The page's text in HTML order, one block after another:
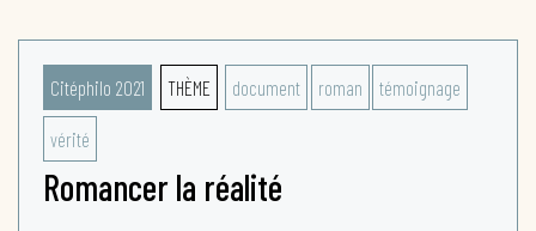
Citéphilo 2021 THÈME document roman témoignage
vérité
Romancer la réalité